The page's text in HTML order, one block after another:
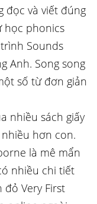
đọc và viết đúng
học phonics
Sounds
Anh. Song song
số từ đơn giản
nhiều sách giấy
hơn con.
là mê mẩn
nhiều chi tiết
đỏ Very First